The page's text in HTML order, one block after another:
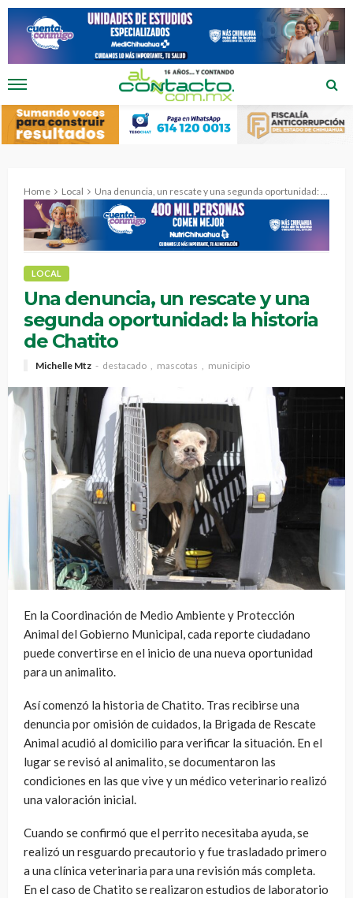
Home Local Una denuncia, un rescate y una segunda oportunidad: la historia de Chatito
LOCAL
Una denuncia, un rescate y una
segunda oportunidad: la historia
de Chatito
Michelle Mtz destacado mascotas municipio
En la Coordinación de Medio Ambiente y Protección
Animal del Gobierno Municipal, cada reporte ciudadano
puede convertirse en el inicio de una nueva oportunidad
para un animalito.
Así comenzó la historia de Chatito. Tras recibirse una
denuncia por omisión de cuidados, la Brigada de Rescate
Animal acudió al domicilio para verificar la situación. En el
lugar se revisó al animalito, se documentaron las
condiciones en las que vive y un médico veterinario realizó
una valoración inicial.
Cuando se confirmó que el perrito necesitaba ayuda, se
realizó un resguardo precautorio y fue trasladado primero
a una clínica veterinaria para una revisión más completa.
En el caso de Chatito se realizaron estudios de laboratorio